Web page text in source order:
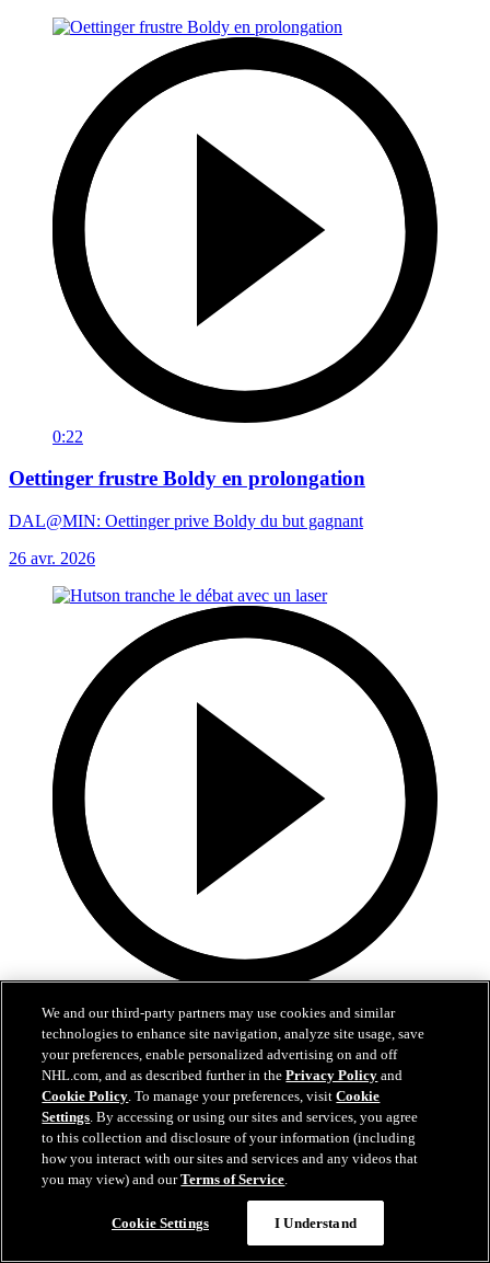
0:22
Oettinger frustre Boldy en prolongation
DAL@MIN: Oettinger prive Boldy du but gagnant
26 avr. 2026
1:07
Hutson tranche le débat avec un laser
TBL@MTL: Hutson décoche un boulet de canon en prolongation
25 avr. 2026
We and our third-party partners may use cookies and similar
technologies to enhance site navigation, analyze site usage, save
your preferences, enable personalized advertising on and off
NHL.com, and as described further in thePrivacy Policy and
Cookie Policy. To manage your preferences, visitCookie
Settings. By accessing or using our sites and services, you agree
to this collection and disclosure of your information (including
how you interact with our sites and services and any videos that
you may view) and ourTerms of Service.
Cookie Settings I Understand